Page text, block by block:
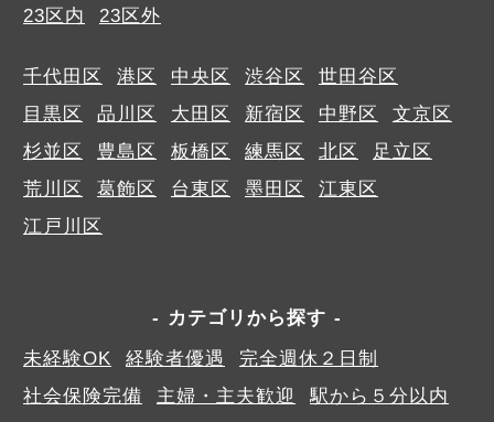
23区内
23区外
千代田区 港区 中央区 渋谷区
世田谷区
目黒区
品川区 大田区 新宿区 中野区
文京区
杉並区
豊島区 板橋区 練馬区 北区
足立区
荒川区
葛飾区 台東区 墨田区
江東区
江戸川区
カテゴリから探す
未経験OK
経験者優遇
完全週休２日制
社会保険完備
主婦・主夫歓迎
駅から５分以内